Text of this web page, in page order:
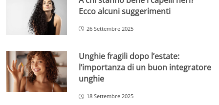
Ecco alcuni suggerimenti
26 Settembre 2025
Unghie fragili dopo l’estate:
l’importanza di un buon integratore
unghie
18 Settembre 2025